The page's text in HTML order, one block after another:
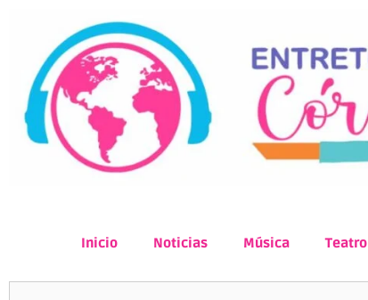
Inicio Noticias Música Teatro